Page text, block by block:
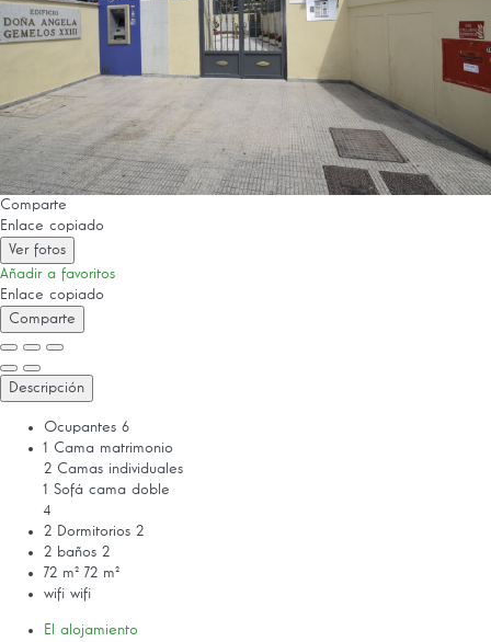
Comparte
Enlace copiado
Ver fotos
Añadir a favoritos
Enlace copiado
Comparte
Descripción
Ocupantes 6
1 Cama matrimonio
2 Camas individuales
1 Sofá cama doble
4
2 Dormitorios 2
2 baños 2
72 m² 72 m²
wifi wifi
El alojamiento